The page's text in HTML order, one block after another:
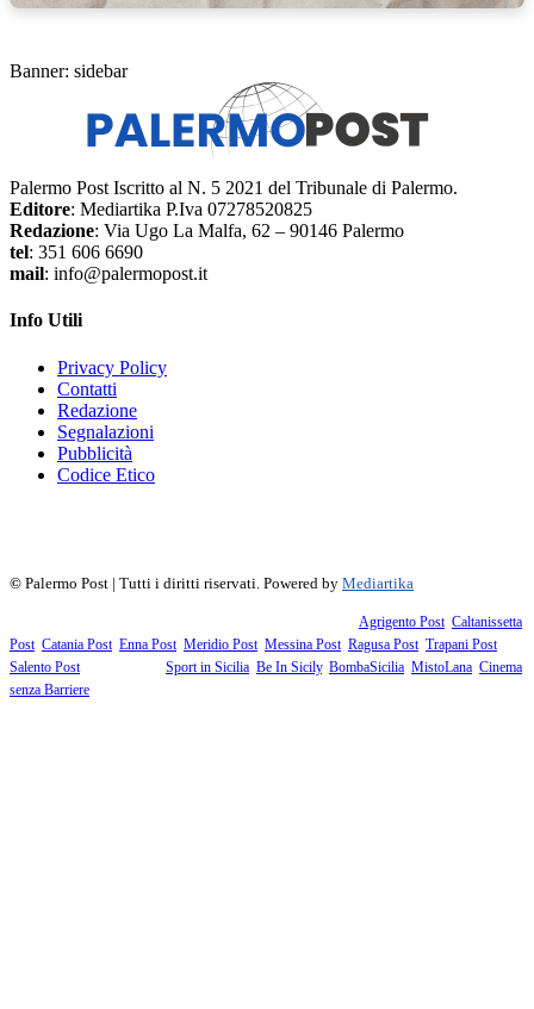
Banner: sidebar
Palermo Post Iscritto al N. 5 2021 del Tribunale di Palermo.
Editore: Mediartika P.Iva 07278520825
Redazione: Via Ugo La Malfa, 62 – 90146 Palermo
tel: 351 606 6690
mail: info@palermopost.it
Info Utili
Privacy Policy
Contatti
Redazione
Segnalazioni
Pubblicità
Codice Etico
© Palermo Post | Tutti i diritti riservati. Powered by Mediartika
Agrigento Post, Caltanissetta
Post, Catania Post, Enna Post, Meridio Post, Messina Post, Ragusa Post, Trapani Post,
Salento Post. I siti tematici: Sport in Sicilia Be In Sicily, BombaSicilia MistoLana Cinema
senza Barriere